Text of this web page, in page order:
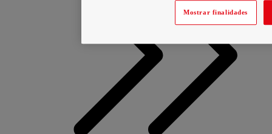
Mostrar finalidades